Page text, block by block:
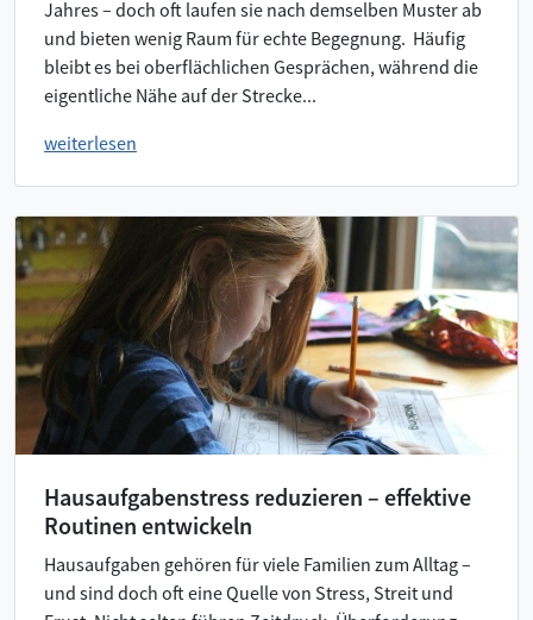
Jahres – doch oft laufen sie nach demselben Muster ab
und bieten wenig Raum für echte Begegnung. Häufig
bleibt es bei oberflächlichen Gesprächen, während die
eigentliche Nähe auf der Strecke...
weiterlesen
Hausaufgabenstress reduzieren – effektive
Routinen entwickeln
Hausaufgaben gehören für viele Familien zum Alltag –
und sind doch oft eine Quelle von Stress, Streit und